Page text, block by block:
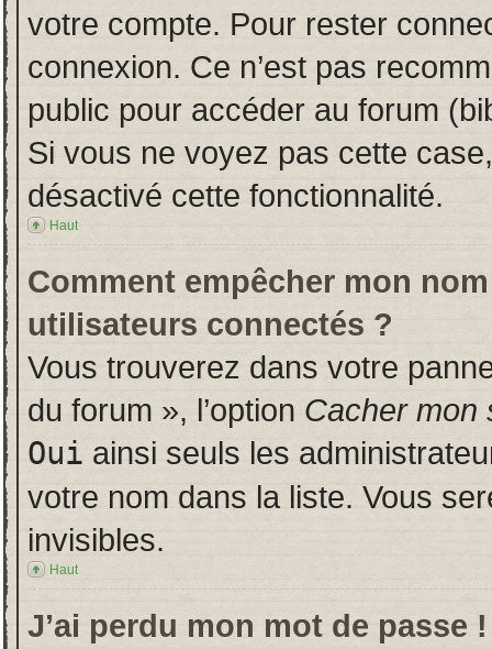
votre compte. Pour rester
connexion. Ce n’est pas
public pour accéder au forum
Si vous ne voyez pas cette
désactivé cette fonctionnalité.
Haut
Comment empêcher mon
utilisateurs connectés ?
Vous trouverez dans votre
du forum », l’option Cacher mon
Oui ainsi seuls les
votre nom dans la liste. Vous
invisibles.
Haut
J’ai perdu mon mot de passe !